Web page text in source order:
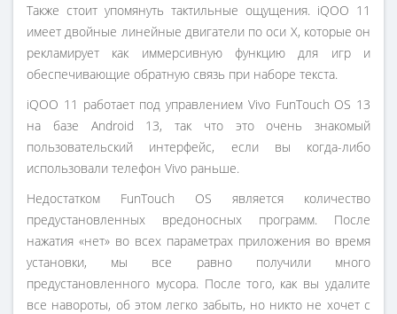
Также стоит упомянуть тактильные ощущения. iQOO 11
имеет двойные линейные двигатели по оси X, которые он
рекламирует как иммерсивную функцию для игр и
обеспечивающие обратную связь при наборе текста.
iQOO 11 работает под управлением Vivo FunTouch OS 13
на базе Android 13, так что это очень знакомый
пользовательский интерфейс, если вы когда-либо
использовали телефон Vivo раньше.
Недостатком FunTouch OS является количество
предустановленных вредоносных программ. После
нажатия «нет» во всех параметрах приложения во время
установки, мы все равно получили много
предустановленного мусора. После того, как вы удалите
все навороты, об этом легко забыть, но никто не хочет с